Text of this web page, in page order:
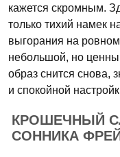
кажется скромным.
только тихий намек
выгорания на
небольшой, но
образ снится снова,
и спокойной
КРОШЕЧНЫЙ
СОННИКА